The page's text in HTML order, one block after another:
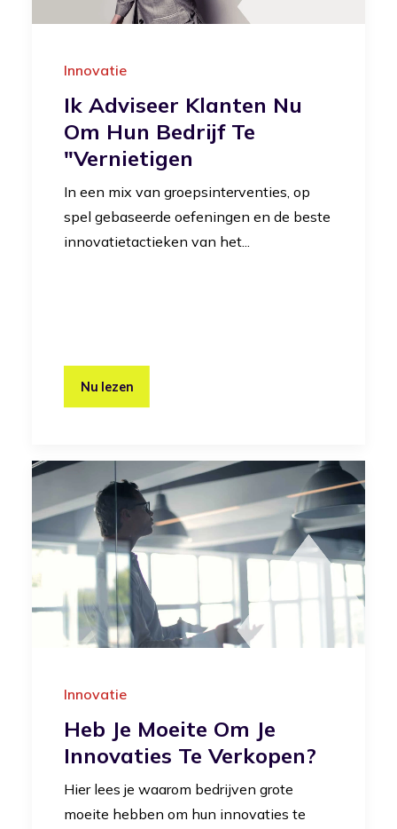
Innovatie
Ik Adviseer Klanten Nu
Om Hun Bedrijf Te
"vernietigen
In een mix van groepsinterventies, op
spel gebaseerde oefeningen en de beste
innovatietactieken van het...
Nu lezen
Innovatie
Heb Je Moeite Om Je
Innovaties Te Verkopen?
Hier lees je waarom bedrijven grote
moeite hebben om hun innovaties te